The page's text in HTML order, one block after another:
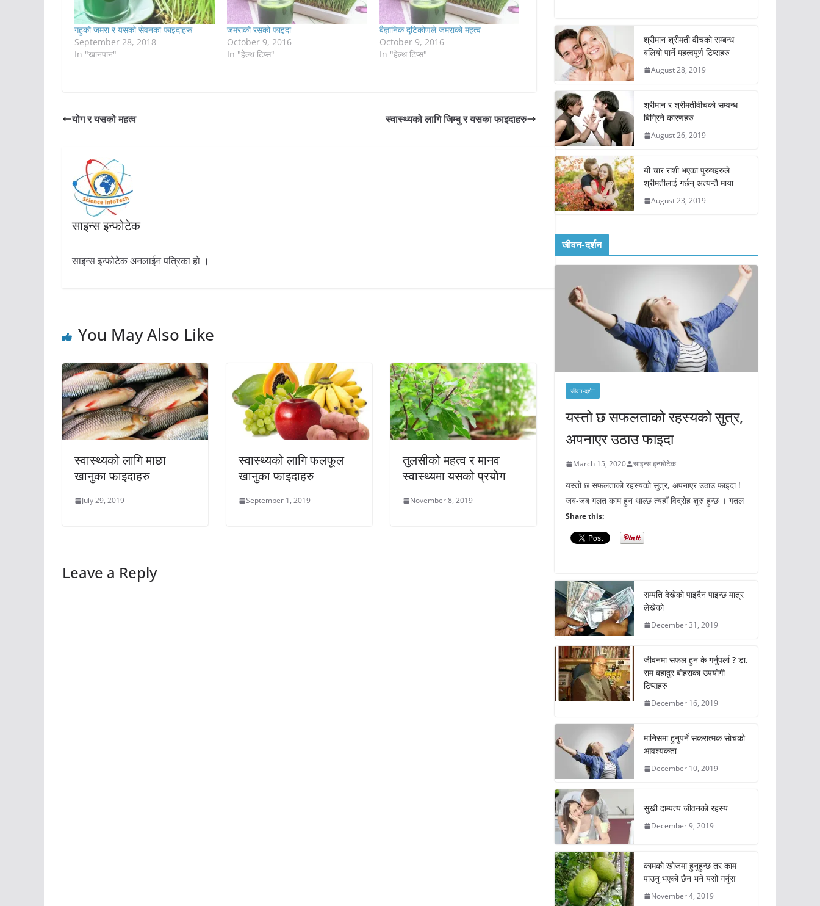
गहुको जमरा र यसको सेवनका फाइदाहरू
September 28, 2018
In "खानपान"
जमराको रसको फाइदा
October 9, 2016
In "हेल्थ टिप्स"
बैज्ञानिक दृटिकोणले जमराको महत्व
October 9, 2016
In "हेल्थ टिप्स"
योग र यसको महत्व स्वास्थ्यको लागि जिम्बु र यसका फाइदाहरु
साइन्स इन्फोटेक
साइन्स इन्फोटेक अनलाईन पत्रिका हो ।
You May Also Like
स्वास्थ्यको लागि माछा
खानुका फाइदाहरु
July 29, 2019
स्वास्थ्यको लागि फलफूल
खानुका फाइदाहरु
September 1, 2019
तुलसीको महत्व र मानव
स्वास्थ्यमा यसको प्रयोग
November 8, 2019
Leave a Reply
श्रीमान श्रीमती वीचको सम्बन्ध
बलियो पार्ने महत्वपूर्ण टिप्सहरु
August 28, 2019
श्रीमान र श्रीमतीवीचको सम्वन्ध
बिग्रिने कारणहरु
August 26, 2019
यी चार राशी भएका पुरुषहरुले
श्रीमतीलाई गर्छन् अत्यन्तै माया
August 23, 2019
जीवन-दर्शन
जीवन-दर्शन
यस्तो छ सफलताको रहस्यको सुत्र,
अपनाएर उठाउ फाइदा
March 15, 2020 साइन्स इन्फोटेक
यस्तो छ सफलताको रहस्यको सुत्र, अपनाएर उठाउ फाइदा !
जब-जब गलत काम हुन थाल्छ त्यहाँ विद्रोह शुरु हुन्छ । गतल
Share this:
सम्पति देखेको पाइदैन पाइन्छ मात्र
लेखेको
December 31, 2019
जीवनमा सफल हुन के गर्नुपर्ला ? डा.
राम बहादुर बोहराका उपयोगी
टिप्सहरु
December 16, 2019
मानिसमा हुनुपर्ने सकरात्मक सोचको
आवश्यकता
December 10, 2019
सुखी दाम्पत्य जीवनको रहस्य
December 9, 2019
कामको खोजमा हुनुहुन्छ तर काम
पाउनु भएको छैन भने यसो गर्नुस
November 4, 2019